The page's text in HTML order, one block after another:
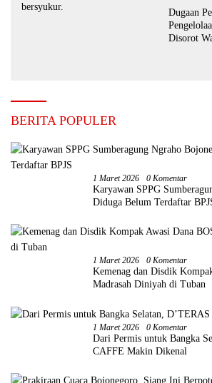
bersyukur.
Dugaan
Disorot
BERITA POPULER
1 Maret 2026 0 Komentar
Karyawan SPPG
Diduga Belum Terdaftar
1 Maret 2026 0 Komentar
Kemenag dan Disdik
Madrasah Diniyah di Tuban
1 Maret 2026 0 Komentar
Dari Permis untuk Bangka
CAFFE Makin Dikenal